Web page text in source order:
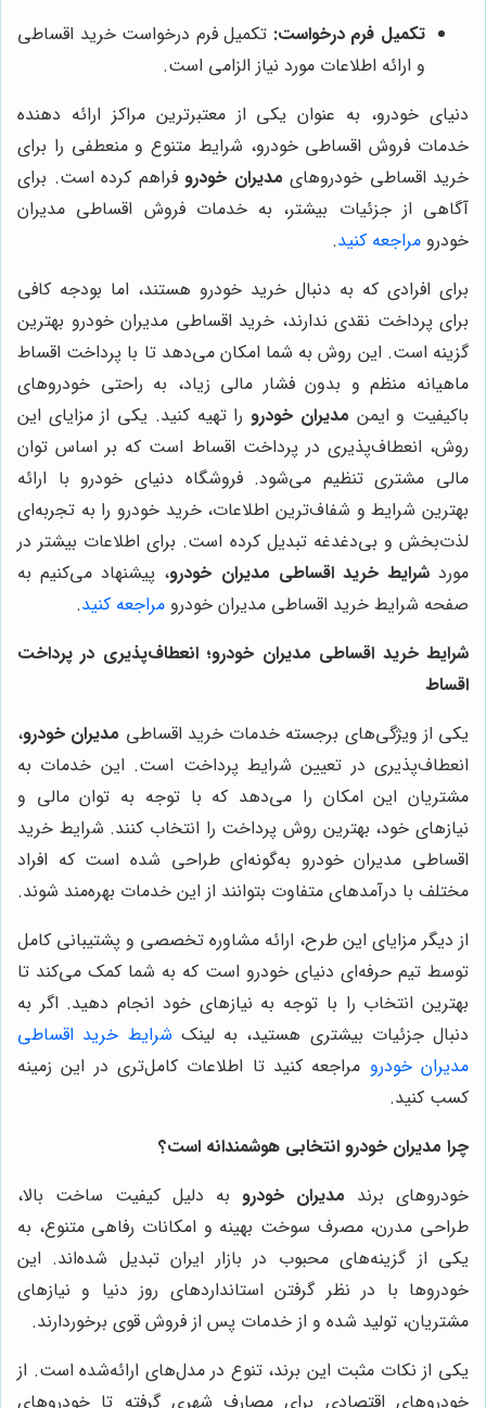
تکمیل فرم درخواست: تکمیل فرم درخواست خرید اقساطی
و ارائه اطلاعات مورد نیاز الزامی است.
دنیای خودرو، به عنوان یکی از معتبرترین مراکز ارائه دهنده
خدمات فروش اقساطی خودرو، شرایط متنوع و منعطفی را برای
خرید اقساطی خودروهای مدیران خودرو فراهم کرده است. برای
آگاهی از جزئیات بیشتر، به خدمات فروش اقساطی مدیران
خودرو مراجعه کنید.
برای افرادی که به دنبال خرید خودرو هستند، اما بودجه کافی
برای پرداخت نقدی ندارند، خرید اقساطی مدیران خودرو بهترین
گزینه است. این روش به شما امکان می‌دهد تا با پرداخت اقساط
ماهیانه منظم و بدون فشار مالی زیاد، به راحتی خودروهای
باکیفیت و ایمن مدیران خودرورا تهیه کنید. یکی از مزایای این
روش، انعطاف‌پذیری در پرداخت اقساط است که بر اساس توان
مالی مشتری تنظیم می‌شود. فروشگاه دنیای خودرو با ارائه
بهترین شرایط و شفاف‌ترین اطلاعات، خرید خودرو را به تجربه‌ای
لذت‌بخش و بی‌دغدغه تبدیل کرده است. برای اطلاعات بیشتر در
موردشرایط خرید اقساطی مدیران خودرو، پیشنهاد می‌کنیم به
صفحه شرایط خرید اقساطی مدیران خودرو مراجعه کنید.
شرایط خرید اقساطی مدیران خودرو؛ انعطاف‌پذیری در پرداخت
اقساط
یکی از ویژگی‌های برجسته خدمات خرید اقساطی مدیران خودرو،
انعطاف‌پذیری در تعیین شرایط پرداخت است. این خدمات به
مشتریان این امکان را می‌دهد که با توجه به توان مالی و
نیازهای خود، بهترین روش پرداخت را انتخاب کنند. شرایط خرید
اقساطی مدیران خودرو به‌گونه‌ای طراحی شده است که افراد
مختلف با درآمدهای متفاوت بتوانند از این خدمات بهره‌مند شوند.
از دیگر مزایای این طرح، ارائه مشاوره تخصصی و پشتیبانی کامل
توسط تیم حرفه‌ای دنیای خودرو است که به شما کمک می‌کند تا
بهترین انتخاب را با توجه به نیازهای خود انجام دهید. اگر به
دنبال جزئیات بیشتری هستید، به لینک شرایط خرید اقساطی
مدیران خودرو مراجعه کنید تا اطلاعات کامل‌تری در این زمینه
کسب کنید.
چرا مدیران خودرو انتخابی هوشمندانه است؟
خودروهای برند مدیران خودرو به دلیل کیفیت ساخت بالا،
طراحی مدرن، مصرف سوخت بهینه و امکانات رفاهی متنوع، به
یکی از گزینه‌های محبوب در بازار ایران تبدیل شده‌اند. این
خودروها با در نظر گرفتن استانداردهای روز دنیا و نیازهای
مشتریان، تولید شده و از خدمات پس از فروش قوی برخوردارند.
یکی از نکات مثبت این برند، تنوع در مدل‌های ارائه‌شده است. از
خودروهای اقتصادی برای مصارف شهری گرفته تا خودروهای